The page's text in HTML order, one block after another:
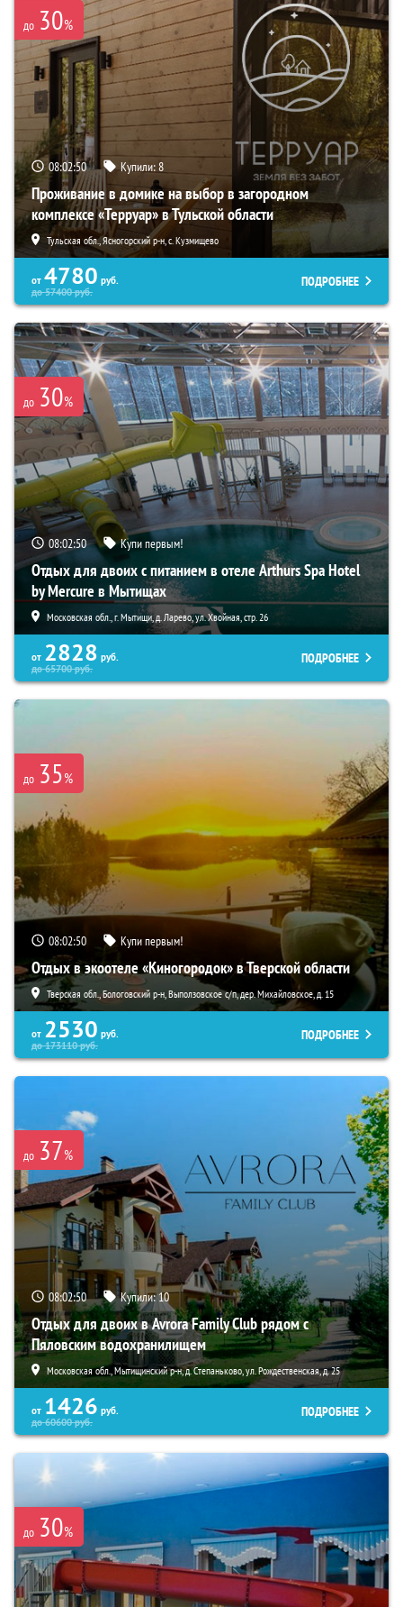
до 30%
08:02:49 Купили:8
Проживание в домике на выбор в загородном
комплексе «Терруар» в Тульской области
Тульская обл., Ясногорский р-н, с. Кузмищево
от 4780 руб.
до57400руб.
ПОДРОБНЕЕ
до 30%
08:02:49 Купи первым!
Отдых для двоих с питанием в отеле Arthurs Spa Hotel
by Mercure в Мытищах
Московская обл., г. Мытищи, д. Ларево, ул. Хвойная, стр. 26
от 2828 руб.
до65700руб.
ПОДРОБНЕЕ
до 35%
08:02:49 Купи первым!
Отдых в экоотеле «Киногородок» в Тверской области
Тверская обл., Бологовский р-н, Выползовское с/п, дер. Михайловское, д. 15
от 2530 руб.
до173110руб.
ПОДРОБНЕЕ
до 37%
08:02:49 Купили:10
Отдых для двоих в Avrora Family Club рядом с
Пяловским водохранилищем
Московская обл., Мытищинский р-н, д. Степаньково, ул. Рождественская, д. 25
от 1426 руб.
до60600руб.
ПОДРОБНЕЕ
до 30%